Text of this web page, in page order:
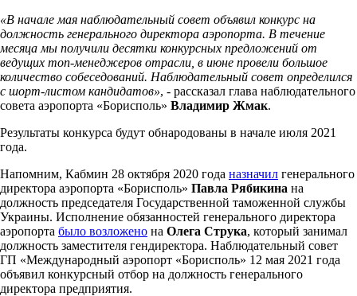
«В начале мая наблюдательный совет объявил конкурс на
должность генерального директора аэропорта. В течение
месяца мы получили десятки конкурсных предложений от
ведущих топ-менеджеров отрасли, в июне провели большое
количество собеседований. Наблюдательный совет определился
с шорт-листом кандидатов», - рассказал глава наблюдательного
совета аэропорта «Борисполь» Владимир Жмак.
Результаты конкурса будут обнародованы в начале июля 2021
года.
Напомним, Кабмин 28 октября 2020 года назначил генерального
директора аэропорта «Борисполь» Павла Рябикина на
должность председателя Государственной таможенной службы
Украины. Исполнение обязанностей генерального директора
аэропорта было возложено на Олега Струка, который занимал
должность заместителя гендиректора. Наблюдательный совет
ГП «Международный аэропорт «Борисполь» 12 мая 2021 года
объявил конкурсный отбор на должность генерального
директора предприятия.